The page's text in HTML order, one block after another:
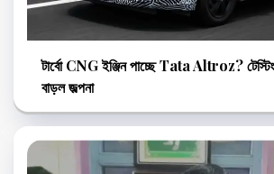
টার্বো CNG ইঞ্জিন পাচ্ছে Tata Altroz?
বাড়ল জল্পনা